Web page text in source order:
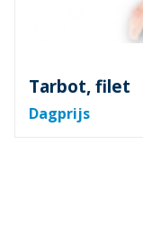
Tarbot, filet
Dagprijs